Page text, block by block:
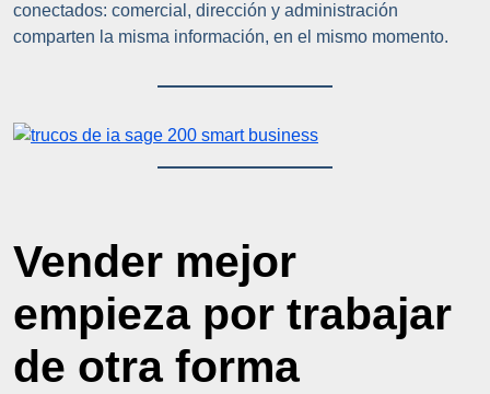
conectados: comercial, dirección y administración
comparten la misma información, en el mismo momento.
Vender mejor
empieza por trabajar
de otra forma